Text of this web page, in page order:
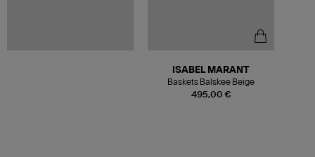
495,00 €
ISABEL MARANT
Baskets Balskee Beige